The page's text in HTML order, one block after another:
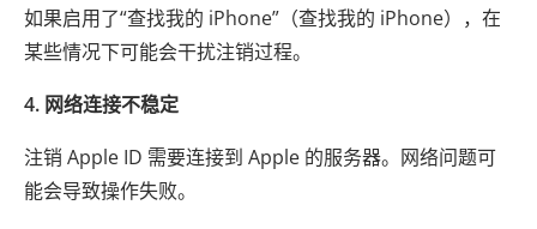
如果启用了“查找我的 iPhone”（查找我的 iPhone），在
某些情况下可能会干扰注销过程。
4. 网络连接不稳定
注销 Apple ID 需要连接到 Apple 的服务器。网络问题可
能会导致操作失败。